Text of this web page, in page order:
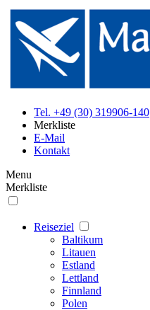
Tel. +49 (30) 319906-140
Merkliste
E-Mail
Kontakt
Menu
Merkliste
Reiseziel
Baltikum
Litauen
Estland
Lettland
Finnland
Polen